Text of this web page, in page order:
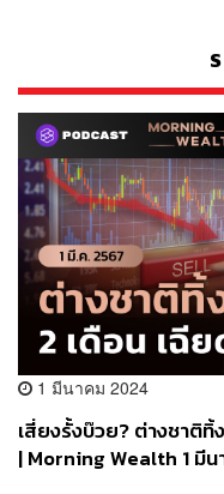
1 มีนาคม 2024
เสี่ยงรั้งบ๊วย? ต่างชาติทิ้
| Morning Wealth 1 มีน